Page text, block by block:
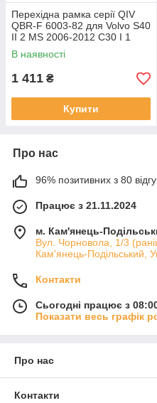
Перехідна рамка серії QIV
QBR-F 6003-82 для Volvo S40
II 2 MS 2006-2012 C30 I 1
2006-2013 C70 II 2 2004-2010
9 дюймів
В наявності
1 411 ₴
Купити
Про нас
96% позитивних з 80
Працює з 21.11.2024
м. Кам'янець-
Вул. Чорновола, 1/3
Кам'янець-Подільський,
Контакти
Сьогодні працює з
Показати весь графік
Про нас
Контакти